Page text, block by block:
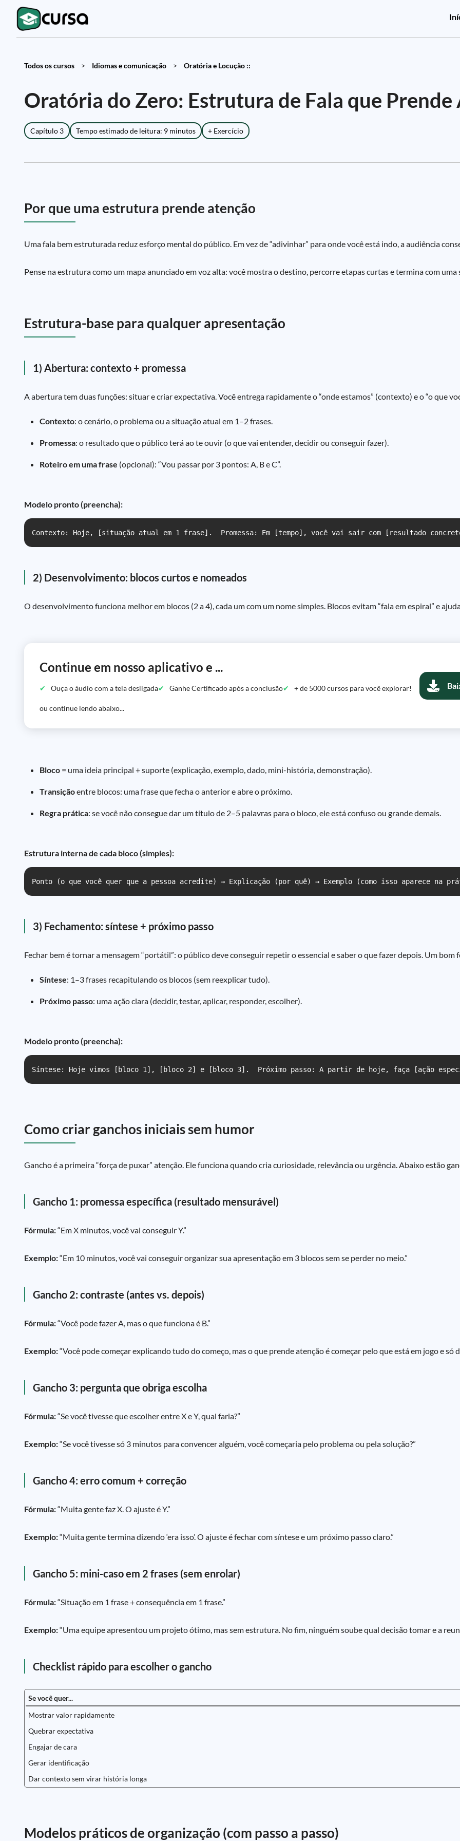
Todos os cursos > Idiomas e comunicação > Oratória e Locução ::
Oratória do Zero: Estrutura de Fala que Prende
Capítulo 3 Tempo estimado de leitura: 9 minutos + Exercício
Por que uma estrutura prende atenção
Uma fala bem estruturada reduz esforço mental do público. Em vez de “adivinhar” para onde você está indo, a audiência
Pense na estrutura como um mapa anunciado em voz alta: você mostra o destino, percorre etapas curtas e termina com uma
Estrutura-base para qualquer apresentação
1) Abertura: contexto + promessa
A abertura tem duas funções: situar e criar expectativa. Você entrega rapidamente o “onde estamos” (contexto) e o “o que
Contexto: o cenário, o problema ou a situação atual em 1–2 frases.
Promessa: o resultado que o público terá ao te ouvir (o que vai entender, decidir ou conseguir fazer).
Roteiro em uma frase (opcional): “Vou passar por 3 pontos: A, B e C”.
Modelo pronto (preencha):
Contexto: Hoje, [situação atual em 1 frase].  Promessa: Em [tempo], você vai sair com [resultado
2) Desenvolvimento: blocos curtos e nomeados
O desenvolvimento funciona melhor em blocos (2 a 4), cada um com um nome simples. Blocos evitam “fala em espiral” e
Continue em nosso aplicativo e ...
Ouça o áudio com a tela desligada Ganhe Certificado após a conclusão + de 5000 cursos para você explorar!
ou continue lendo abaixo...
Bloco = uma ideia principal + suporte (explicação, exemplo, dado, mini-história, demonstração).
Transiçãoentre blocos: uma frase que fecha o anterior e abre o próximo.
Regra prática: se você não consegue dar um título de 2–5 palavras para o bloco, ele está confuso ou grande demais.
Estrutura interna de cada bloco (simples):
Ponto (o que você quer que a pessoa acredite) → Explicação (por quê) → Exemplo (como isso aparece na
3) Fechamento: síntese + próximo passo
Fechar bem é tornar a mensagem “portátil”: o público deve conseguir repetir o essencial e saber o que fazer depois. Um
Síntese: 1–3 frases recapitulando os blocos (sem reexplicar tudo).
Próximo passo: uma ação clara (decidir, testar, aplicar, responder, escolher).
Modelo pronto (preencha):
Síntese: Hoje vimos [bloco 1], [bloco 2] e [bloco 3].  Próximo passo: A partir de hoje, faça [ação
Como criar ganchos iniciais sem humor
Gancho é a primeira “força de puxar” atenção. Ele funciona quando cria curiosidade, relevância ou urgência. Abaixo estão
Gancho 1: promessa específica (resultado mensurável)
Fórmula:“Em X minutos, você vai conseguir Y.”
Exemplo:“Em 10 minutos, você vai conseguir organizar sua apresentação em 3 blocos sem se perder no meio.”
Gancho 2: contraste (antes vs. depois)
Fórmula:“Você pode fazer A, mas o que funciona é B.”
Exemplo:“Você pode começar explicando tudo do começo, mas o que prende atenção é começar pelo que está em jogo e só
Gancho 3: pergunta que obriga escolha
Fórmula:“Se você tivesse que escolher entre X e Y, qual faria?”
Exemplo:“Se você tivesse só 3 minutos para convencer alguém, você começaria pelo problema ou pela solução?”
Gancho 4: erro comum + correção
Fórmula:“Muita gente faz X. O ajuste é Y.”
Exemplo:“Muita gente termina dizendo ‘era isso’. O ajuste é fechar com síntese e um próximo passo claro.”
Gancho 5: mini-caso em 2 frases (sem enrolar)
Fórmula:“Situação em 1 frase + consequência em 1 frase.”
Exemplo:“Uma equipe apresentou um projeto ótimo, mas sem estrutura. No fim, ninguém soube qual decisão tomar e a
Checklist rápido para escolher o gancho
Se você quer...
Mostrar valor rapidamente
Quebrar expectativa
Engajar de cara
Gerar identificação
Dar contexto sem virar história longa
Modelos práticos de organização (com passo a passo)